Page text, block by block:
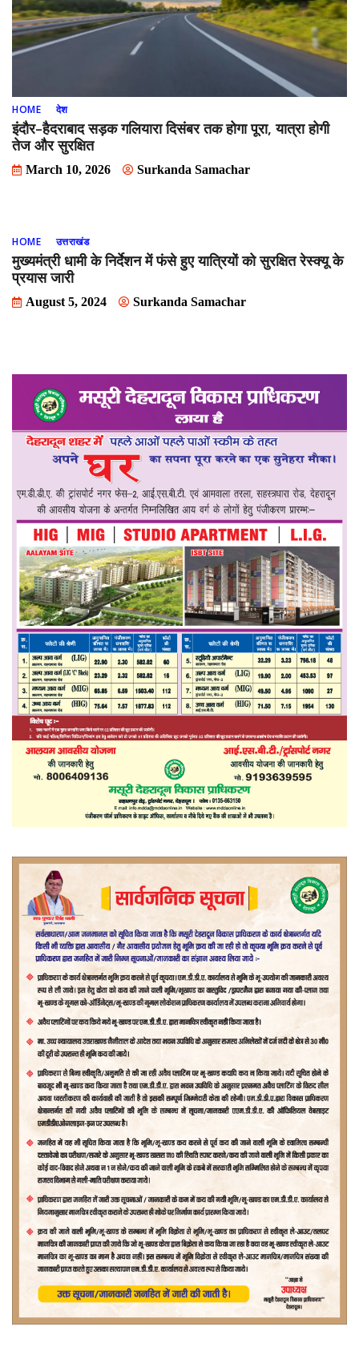
HOME देश
इंदौर–हैदराबाद सड़क गलियारा दिसंबर तक होगा पूरा, यात्रा होगी
तेज और सुरक्षित
March 10, 2026 Surkanda Samachar
HOME उत्तराखंड
मुख्यमंत्री धामी के निर्देशन में फंसे हुए यात्रियों को सुरक्षित रेस्क्यू के
प्रयास जारी
August 5, 2024 Surkanda Samachar